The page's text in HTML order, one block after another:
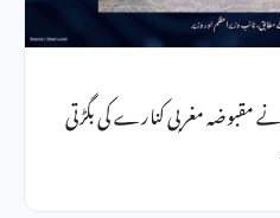
مقبوضہ مغربی کنارے کی بگڑتی